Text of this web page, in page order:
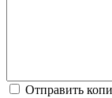
Отправить